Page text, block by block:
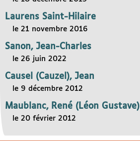
Laurens Saint-Hilaire
le 21 novembre 2016
Sanon, Jean-Charles
le 26 juin 2022
Causel (Cauzel), Jean
le 9 décembre 2012
Maublanc, René (Léon Gustave)
le 20 février 2012